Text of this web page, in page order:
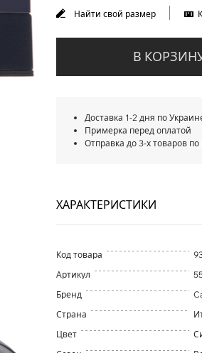
Найти свой размер
В
Доставка 1-2 дня по
Примерка перед оплатой
Отправка до 3-х товаров
ХАРАКТЕРИСТИКИ
Код товара
Артикул
Бренд
Страна
Цвет